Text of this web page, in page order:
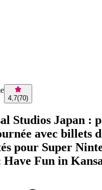
4,7(70)
Studios Japan :
avec billets
pour Super
Have Fun in